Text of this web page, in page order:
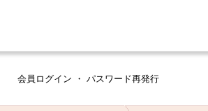
会員ログイン ・ パスワード再発行